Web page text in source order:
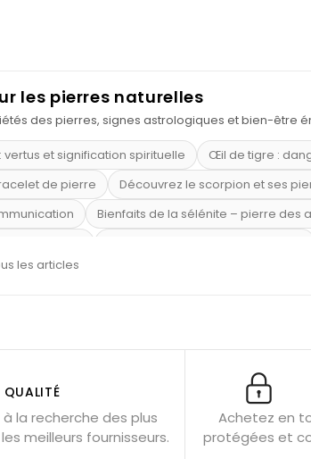
les pierres naturelles
des pierres, signes astrologiques et bien-être
et signification spirituelle
Œil de tigre :
de pierre
Découvrez le scorpion et ses
Bienfaits de la sélénite – pierre des
bienfaits
Guide des pierres de protection Associer
Pierres anti-déprime Mieux gérer ses émotions
Géode d’améthyste géante
les articles
QUALITÉ
la recherche des plus
meilleurs fournisseurs.
Achetez en
protégées et